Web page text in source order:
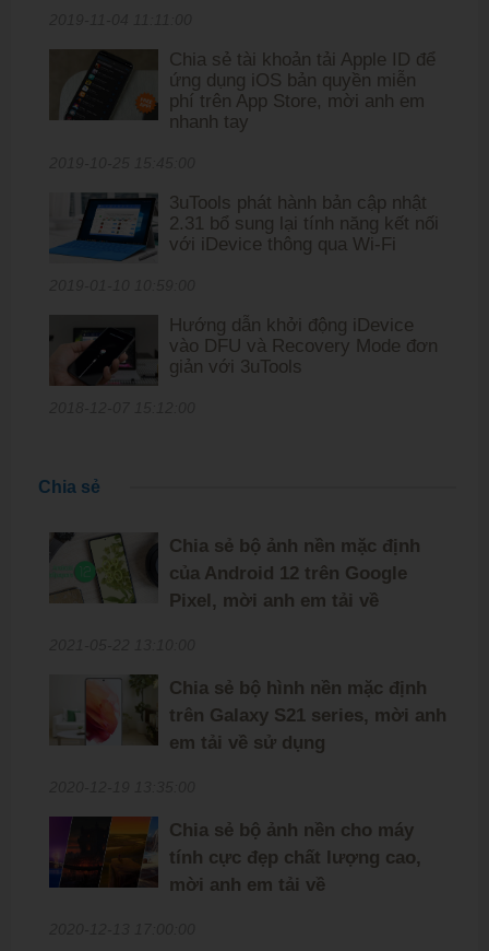
Chia sẻ tài khoản tải Apple ID để
ứng dụng iOS bản quyền miễn
phí trên App Store, mời anh em
nhanh tay
3uTools phát hành bản cập nhật
2.31 bổ sung lại tính năng kết nối
với iDevice thông qua Wi-Fi
Hướng dẫn khởi động iDevice
vào DFU và Recovery Mode đơn
giản với 3uTools
Chia sẻ
Chia sẻ bộ ảnh nền mặc định
của Android 12 trên Google
Pixel, mời anh em tải về
Chia sẻ bộ hình nền mặc định
trên Galaxy S21 series, mời anh
em tải về sử dụng
Chia sẻ bộ ảnh nền cho máy
tính cực đẹp chất lượng cao,
mời anh em tải về